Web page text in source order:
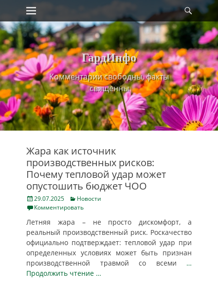
Skip
to
content
Primary Menu
ГардИнфо
Комментарии свободны, факты
священны
Жара как источник
производственных рисков:
Почему тепловой удар может
опустошить бюджет ЧОО
Posted
on
29.07.2025 Categories
Новости
Комментировать
Летняя жара – не просто дискомфорт, а
реальный производственный риск. Роскачество
официально подтверждает: тепловой удар при
определенных условиях может быть признан
производственной травмой со всеми …
Продолжить чтение …